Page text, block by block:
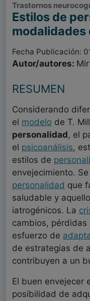
Trastornos
Estilos de
Fecha Publicación:
Autor/autores:
RESUMEN
Considerando
el modelo de T.
personalidad, el
el psicoanálisis,
estilos de
envejecimiento.
personalidad que
saludable y
iatrogénicos. La
cambios, pérdidas
esfuerzo de
de estrategias de
contribuyen a un
El buen envejecer
posibilidad de